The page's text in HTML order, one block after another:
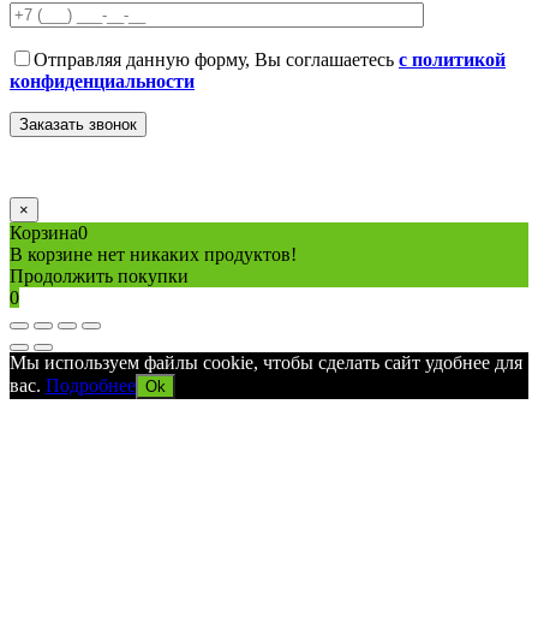
Отправляя данную форму, Вы соглашаетесь с политикой
конфиденциальности
×
Корзина0
В корзине нет никаких продуктов!
Продолжить покупки
0
Мы используем файлы cookie, чтобы сделать сайт удобнее для
вас. Подробнее Ok